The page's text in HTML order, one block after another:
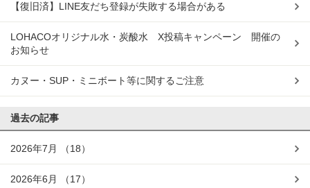
【復旧済】LINE友だち登録が失敗する場合がある
LOHACOオリジナル水・炭酸水 X投稿キャンペーン 開催の
お知らせ
カヌー・SUP・ミニボート等に関するご注意
過去の記事
2026年7月 （18）
2026年6月 （17）